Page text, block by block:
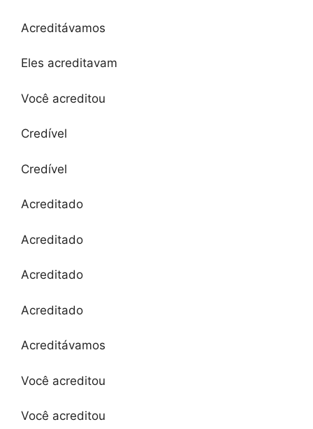
Acreditávamos
Eles acreditavam
Você acreditou
Credível
Credível
Acreditado
Acreditado
Acreditado
Acreditado
Acreditávamos
Você acreditou
Você acreditou